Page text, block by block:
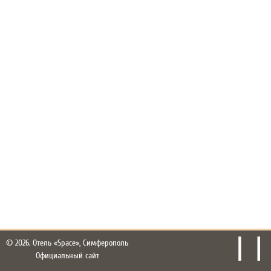
© 2026. Отель «Space», Симферополь
Официальный сайт